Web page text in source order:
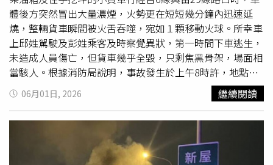
體後方突然冒出大量濃煙，火勢更在短短幾分鐘內迅速延
燒，整輛貨車瞬間被火舌吞噬，宛如１顆移動火球。所幸車
上邱姓駕駛及彭姓乘客及時察覺異狀，第一時間下車逃生，
未造成人員傷亡，但貨車幾乎全毀，只剩焦黑骨架，場面相
當駭人。根據消防局說明，事故發生於上午8時許，地點位
於苗栗市台6線與苗29線交會處，該路段同時也是長春石化
公司重要的對外交通要道，平時車流量相當大。消防人員接
獲通報後立即派遣救災車組趕赴現場，抵達時發現小貨車已
全面燃燒，猛烈火勢不斷竄出濃濃黑煙。消防隊迅速佈署兩
條水線進行灌救，約10分鐘後成功控制並撲滅火勢，避免火
勢進一步擴大。邱姓駕駛表示，當天一早從後龍鎮出發，載
06月01日, 2026 繼續閱讀